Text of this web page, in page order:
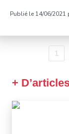
Publié le 14/06/2021
Page
1
+